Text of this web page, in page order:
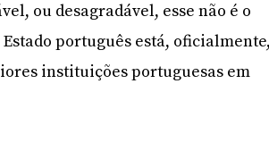
ou desagradável, esse não é o
português está, oficialmente,
instituições portuguesas em